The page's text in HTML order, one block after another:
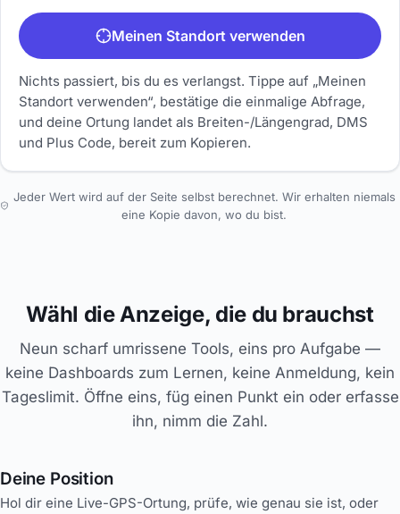
Meinen Standort verwenden
Nichts passiert, bis du es verlangst. Tippe auf „Meinen
Standort verwenden“, bestätige die einmalige Abfrage,
und deine Ortung landet als Breiten-/Längengrad, DMS
und Plus Code, bereit zum Kopieren.
Jeder Wert wird auf der Seite selbst berechnet. Wir erhalten niemals
eine Kopie davon, wo du bist.
Wähl die Anzeige, die du brauchst
Neun scharf umrissene Tools, eins pro Aufgabe —
keine Dashboards zum Lernen, keine Anmeldung, kein
Tageslimit. Öffne eins, füg einen Punkt ein oder erfasse
ihn, nimm die Zahl.
Deine Position
Hol dir eine Live-GPS-Ortung, prüfe, wie genau sie ist, oder